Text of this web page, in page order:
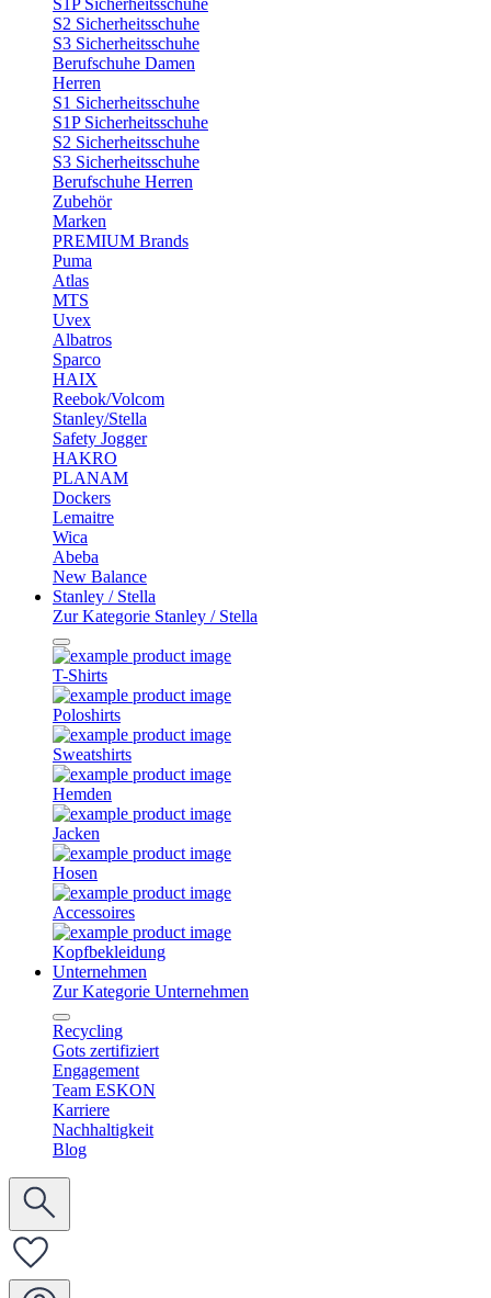
S1P Sicherheitsschuhe
S2 Sicherheitsschuhe
S3 Sicherheitsschuhe
Berufschuhe Damen
Herren
S1 Sicherheitsschuhe
S1P Sicherheitsschuhe
S2 Sicherheitsschuhe
S3 Sicherheitsschuhe
Berufschuhe Herren
Zubehör
Marken
PREMIUM Brands
Puma
Atlas
MTS
Uvex
Albatros
Sparco
HAIX
Reebok/Volcom
Stanley/Stella
Safety Jogger
HAKRO
PLANAM
Dockers
Lemaitre
Wica
Abeba
New Balance
Stanley / Stella
Zur Kategorie Stanley / Stella
T-Shirts
Poloshirts
Sweatshirts
Hemden
Jacken
Hosen
Accessoires
Kopfbekleidung
Unternehmen
Zur Kategorie Unternehmen
Recycling
Gots zertifiziert
Engagement
Team ESKON
Karriere
Nachhaltigkeit
Blog